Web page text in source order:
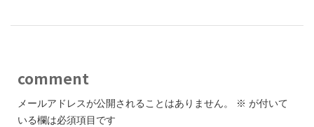
comment
メールアドレスが公開されることはありません。 ※ が付いて
いる欄は必須項目です